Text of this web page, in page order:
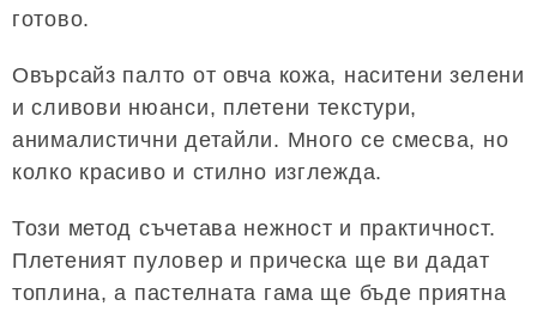
готово.
Овърсайз палто от овча кожа, наситени зелени
и сливови нюанси, плетени текстури,
анималистични детайли. Много се смесва, но
колко красиво и стилно изглежда.
Този метод съчетава нежност и практичност.
Плетеният пуловер и прическа ще ви дадат
топлина, а пастелната гама ще бъде приятна